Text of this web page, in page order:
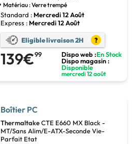
Matériau : Verre trempé
Standard : Mercredi 12 Août
Express : Mercredi 12 Août
Eligible livraison 2H ?
139€99 Dispo web :En Stock
Dispo magasin :
Disponible
mercredi 12 août
Boîtier PC
ThermaltakeCTE E660 MX Black -
MT/Sans Alim/E-ATX-Seconde Vie-
Parfait Etat